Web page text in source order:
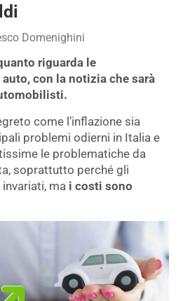
Domenighini
riguarda le
con la notizia che sarà
come l’inflazione sia
problemi odierni in Italia e
le problematiche da
soprattutto perché gli
ma i costi sono